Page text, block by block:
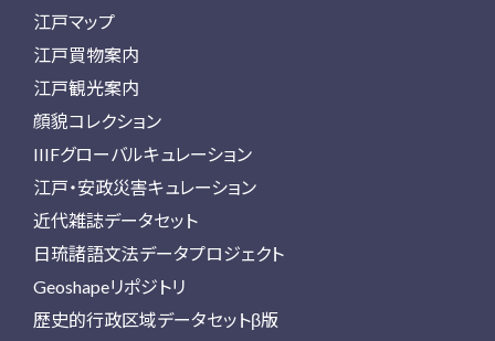
江戸マップ
江戸買物案内
江戸観光案内
顔貌コレクション
IIIFグローバルキュレーション
江戸・安政災害キュレーション
近代雑誌データセット
日琉諸語文法データプロジェクト
Geoshapeリポジトリ
歴史的行政区域データセットβ版